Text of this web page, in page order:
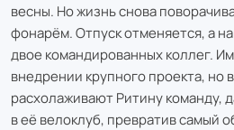
весны. Но жизнь снова
фонарём. Отпуск отменяется, а
двое командированных коллег.
внедрении крупного проекта, но
расхолаживают Ритину команду,
в её велоклуб, превратив самый